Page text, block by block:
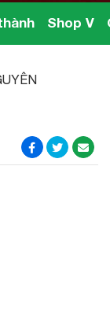
Shop V